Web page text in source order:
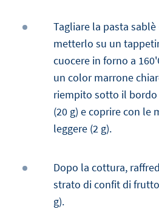
Tagliare la pasta sablè
metterlo su un
cuocere in forno a
un color marrone
riempito sotto il
(20 g) e coprire con le
leggere (2 g).
Dopo la cottura,
strato di confit di
g).